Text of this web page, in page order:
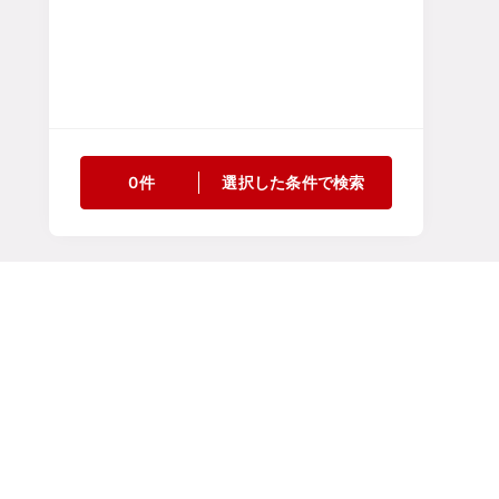
0件 選択した条件で検索